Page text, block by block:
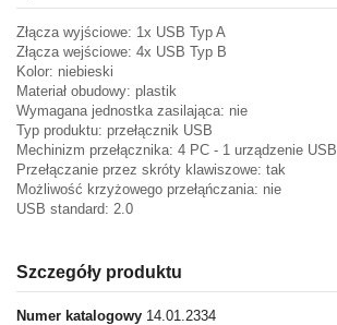
Złącza wyjściowe: 1x USB Typ A
Złącza wejściowe: 4x USB Typ B
Kolor: niebieski
Materiał obudowy: plastik
Wymagana jednostka zasilająca: nie
Typ produktu: przełącznik USB
Mechinizm przełącznika: 4 PC - 1 urządzenie USB
Przełączanie przez skróty klawiszowe: tak
Możliwość krzyżowego przełąńczania: nie
USB standard: 2.0
Szczegóły produktu
Numer katalogowy 14.01.2334